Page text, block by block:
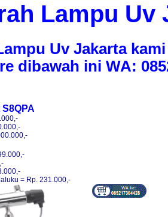
Lampu Uv
Uv Jakarta
dibawah ini WA:
= Rp. 231.000,-